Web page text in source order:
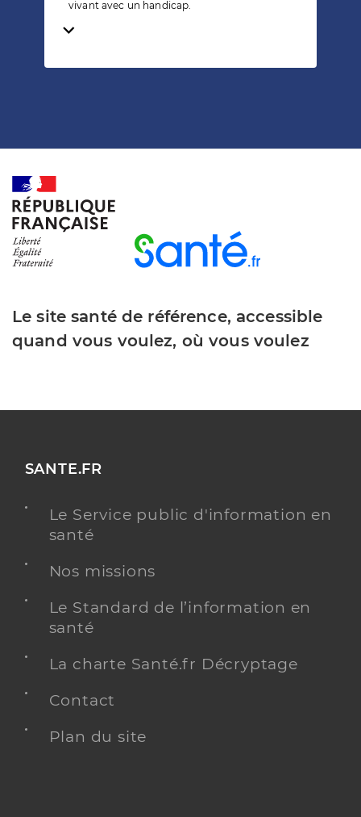
vivant avec un handicap.
Temps de lecture
Le site santé de référence, accessible
quand vous voulez, où vous voulez
SANTE.FR
Le Service public d'information en
santé
Nos missions
Le Standard de l’information en
santé
La charte Santé.fr Décryptage
Contact
Plan du site